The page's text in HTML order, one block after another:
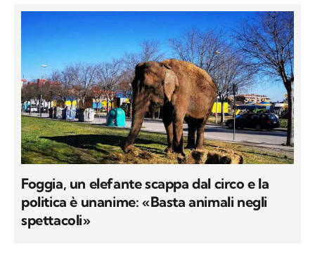
Foggia, un elefante scappa dal circo e la
politica è unanime: «Basta animali negli
spettacoli»